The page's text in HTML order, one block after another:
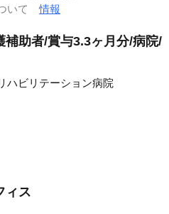
ついて情報
助者/賞与3.3ヶ月分/病院/
ハビリテーション病院
ィス